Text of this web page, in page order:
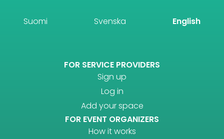
Suomi Svenska English
FOR SERVICE PROVIDERS
Sign up
Log in
Add your space
FOR EVENT ORGANIZERS
How it works